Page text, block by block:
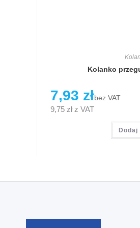
Kolanko
7,93 złbez VAT
9,75 złz VAT